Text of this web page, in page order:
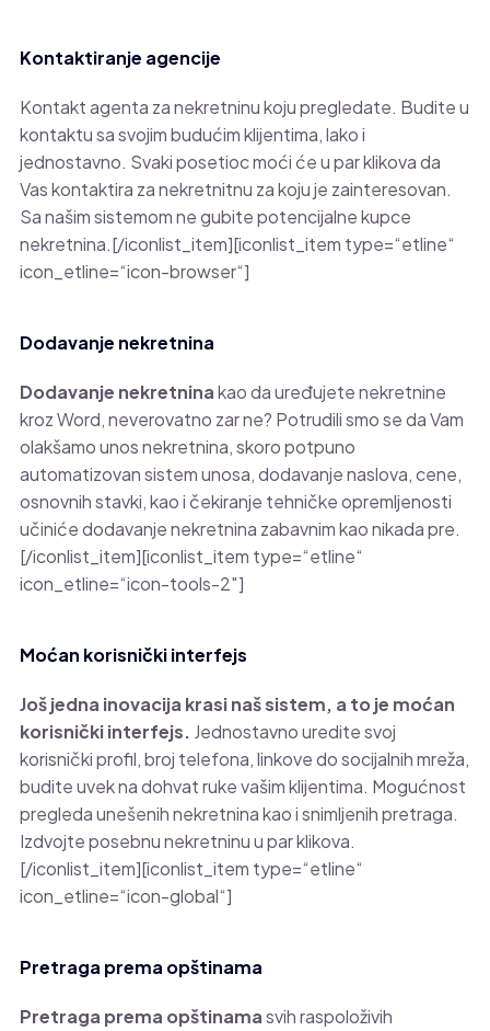
Kontaktiranje agencije
Kontakt agenta za nekretninu koju pregledate. Budite u
kontaktu sa svojim budućim klijentima, lako i
jednostavno. Svaki posetioc moći će u par klikova da
Vas kontaktira za nekretnitnu za koju je zainteresovan.
Sa našim sistemom ne gubite potencijalne kupce
nekretnina.[/iconlist_item][iconlist_item type=“etline“
icon_etline=“icon-browser“]
Dodavanje nekretnina
Dodavanje nekretninakao da uređujete nekretnine
kroz Word, neverovatno zar ne? Potrudili smo se da Vam
olakšamo unos nekretnina, skoro potpuno
automatizovan sistem unosa, dodavanje naslova, cene,
osnovnih stavki, kao i čekiranje tehničke opremljenosti
učiniće dodavanje nekretnina zabavnim kao nikada pre.
[/iconlist_item][iconlist_item type=“etline“
icon_etline=“icon-tools-2″]
Moćan korisnički interfejs
Još jedna inovacija krasi naš sistem, a to je moćan
korisnički interfejs. Jednostavno uredite svoj
korisnički profil, broj telefona, linkove do socijalnih mreža,
budite uvek na dohvat ruke vašim klijentima. Mogućnost
pregleda unešenih nekretnina kao i snimljenih pretraga.
Izdvojte posebnu nekretninu u par klikova.
[/iconlist_item][iconlist_item type=“etline“
icon_etline=“icon-global“]
Pretraga prema opštinama
Pretraga prema opštinamasvih raspoloživih